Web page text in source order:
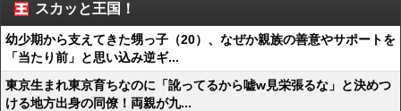
スカッと王国！
幼少期から支えてきた甥っ子（20）、なぜか親族の善意やサポートを
「当たり前」と思い込み逆ギ...
東京生まれ東京育ちなのに「訛ってるから嘘w見栄張るな」と決めつ
ける地方出身の同僚！両親が九...